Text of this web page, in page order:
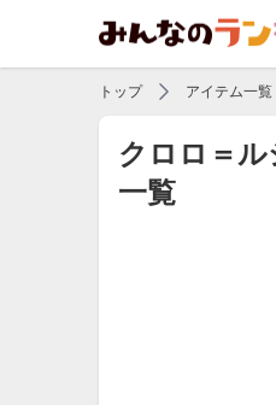
トップ アイテム一覧
クロロ＝
一覧